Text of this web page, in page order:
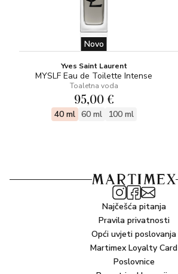
Novo
Yves Saint Laurent
MYSLF Eau de Toilette Intense
Toaletna voda
95,00 €
40 ml 60 ml 100 ml
Najčešća pitanja
Pravila privatnosti
Opći uvjeti poslovanja
Martimex Loyalty Card
Poslovnice